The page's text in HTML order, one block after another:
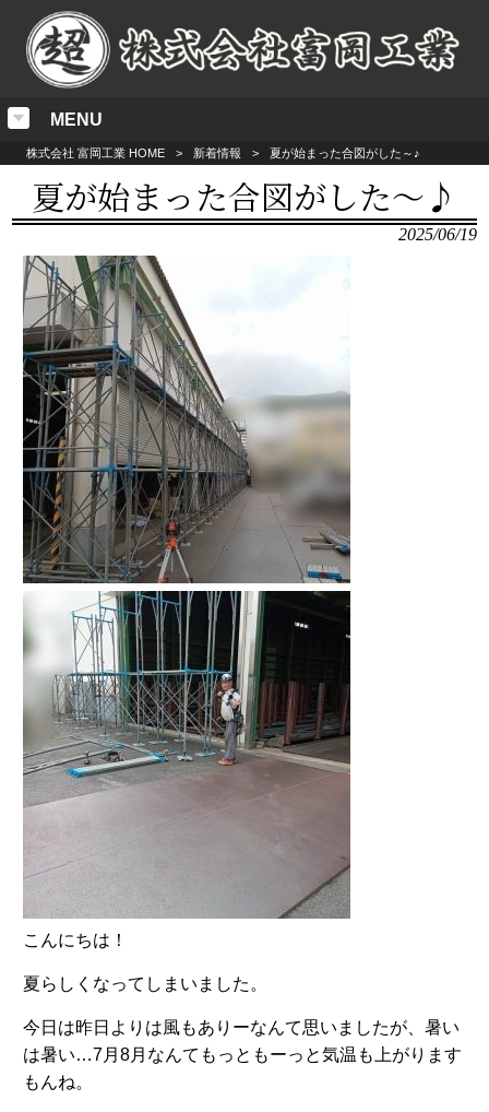
MENU
株式会社 富岡工業 HOME > 新着情報 > 夏が始まった合図がした～♪
夏が始まった合図がした～♪
2025/06/19
こんにちは！
夏らしくなってしまいました。
今日は昨日よりは風もありーなんて思いましたが、暑い
は暑い…7月8月なんてもっともーっと気温も上がります
もんね。